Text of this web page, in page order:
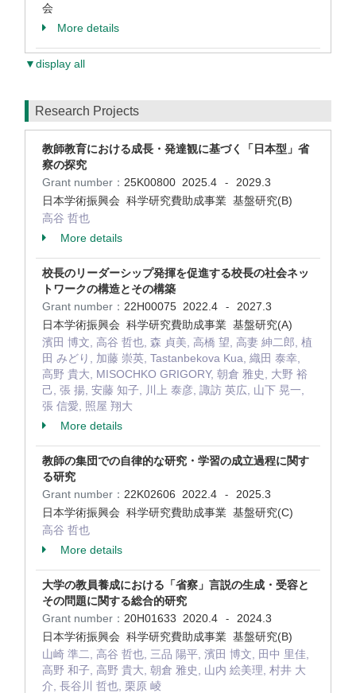
会
More details
▼display all
Research Projects
教師教育における成長・発達観に基づく「日本型」省
察の探究
Grant number： 25K00800 2025.4 -
2029.3
日本学術振興会 科学研究費助成事業 基盤研究(B)
高谷 哲也
More details
校長のリーダーシップ発揮を促進する校長の社会ネッ
トワークの構造とその構築
Grant number： 22H00075 2022.4 -
2027.3
日本学術振興会 科学研究費助成事業 基盤研究(A)
濱田 博文, 高谷 哲也, 森 貞美, 高橋 望, 高妻 紳二郎, 植
田 みどり, 加藤 崇英, Tastanbekova Kua, 織田 泰幸,
高野 貴大, MISOCHKO GRIGORY, 朝倉 雅史, 大野 裕
己, 張 揚, 安藤 知子, 川上 泰彦, 諏訪 英広, 山下 晃一,
張 信愛, 照屋 翔大
More details
教師の集団での自律的な研究・学習の成立過程に関す
る研究
Grant number： 22K02606 2022.4 -
2025.3
日本学術振興会 科学研究費助成事業 基盤研究(C)
高谷 哲也
More details
大学の教員養成における「省察」言説の生成・受容と
その問題に関する総合的研究
Grant number： 20H01633 2020.4 -
2024.3
日本学術振興会 科学研究費助成事業 基盤研究(B)
山崎 準二, 高谷 哲也, 三品 陽平, 濱田 博文, 田中 里佳,
高野 和子, 高野 貴大, 朝倉 雅史, 山内 絵美理, 村井 大
介, 長谷川 哲也, 栗原 崚